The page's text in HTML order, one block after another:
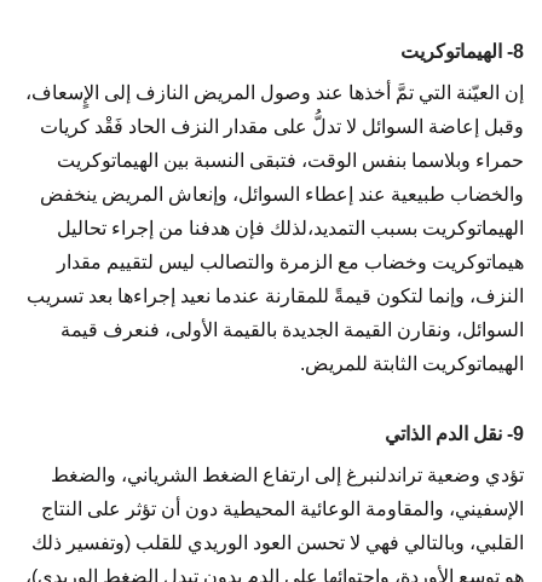
8- الهيماتوكريت
إن العيّنة التي تمَّ أخذها عند وصول المريض النازف إلى الإٍسعاف،
وقبل إعاضة السوائل لا تدلُّ على مقدار النزف الحاد فَقْد كريات
حمراء وبلاسما بنفس الوقت، فتبقى النسبة بين الهيماتوكريت
والخضاب طبيعية عند إعطاء السوائل، وإنعاش المريض ينخفض
الهيماتوكريت بسبب التمديد،لذلك فإن هدفنا من إجراء تحاليل
هيماتوكريت وخضاب مع الزمرة والتصالب ليس لتقييم مقدار
النزف، وإنما لتكون قيمةً للمقارنة عندما نعيد إجراءها بعد تسريب
السوائل، ونقارن القيمة الجديدة بالقيمة الأولى، فنعرف قيمة
الهيماتوكريت الثابتة للمريض.
9- نقل الدم الذاتي
تؤدي وضعية تراندلنبرغ إلى ارتفاع الضغط الشرياني، والضغط
الإسفيني، والمقاومة الوعائية المحيطية دون أن تؤثر على النتاج
القلبي، وبالتالي فهي لا تحسن العود الوريدي للقلب (وتفسير ذلك
هو توسع الأوردة، واحتوائها على الدم بدون تبدل الضغط الوريدي)،